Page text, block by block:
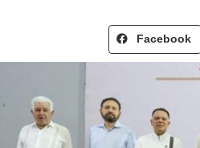
Facebook